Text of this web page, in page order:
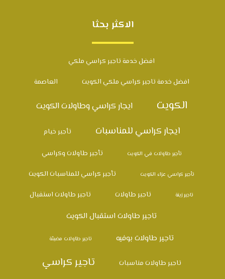
الاكثر بحثا
افضل خدمة تاجير كراسي ملكي
افضل خدمة تاجير كراسي ملكي الكويت العاصمة
الكويت ايجار كراسي وطاولات الكويت
ايجار كراسي للمناسبات تأجير خيام
تأجير طاولات في الكويت تأجير طاولات وكراسي
تأجير كراسي عزاء الكويت تأجير كراسي للمناسبات الكويت
تاجير زينة تاجير طاولات تاجير طاولات استقبال
تاجير طاولات استقبال الكويت
تاجير طاولات بوفيه
تاجير طاولات مضيئة
تاجير طاولات مناسبات تاجير كراسي